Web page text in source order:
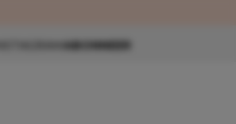
ABONNEER